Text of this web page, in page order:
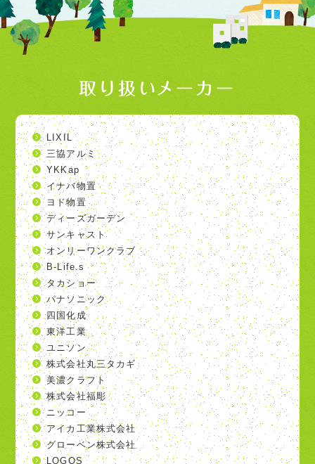
取り扱いメーカー
LIXIL
三協アルミ
YKKap
イナバ物置
ヨド物置
ディーズガーデン
サンキャスト
オンリーワンクラブ
B-Life.s
タカショー
パナソニック
四国化成
東洋工業
ユニソン
株式会社丸三タカギ
美濃クラフト
株式会社福彫
ニッコー
アイカ工業株式会社
グローベン株式会社
LOGOS